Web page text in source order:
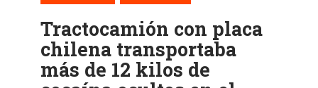
Tractocamión con placa
chilena transportaba
más de 12 kilos de